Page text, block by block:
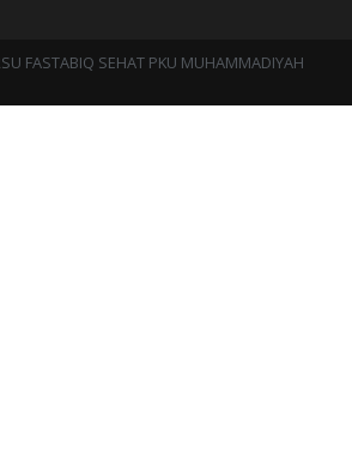
FASTABIQ SEHAT PKU MUHAMMADIYAH